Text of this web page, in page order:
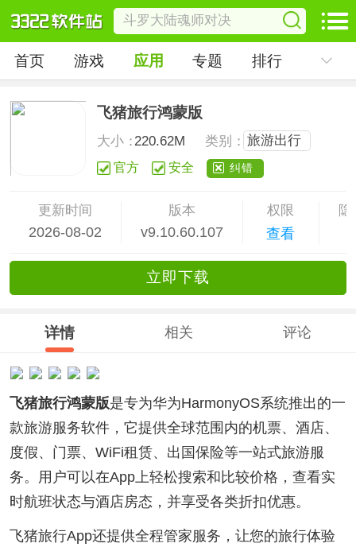
首页 游戏 应用 专题 排行
飞猪旅行鸿蒙版
大小：220.62M 类别： 旅游出行
官方 安全 纠错
更新时间
2026-08-02
版本
v9.10.60.107
权限
查看
立即下载
详情 相关 评论
飞猪旅行鸿蒙版是专为华为HarmonyOS系统推出的一
款旅游服务软件，它提供全球范围内的机票、酒店、
度假、门票、WiFi租赁、出国保险等一站式旅游服
务。用户可以在App上轻松搜索和比较价格，查看实
时航班状态与酒店房态，并享受各类折扣优惠。
飞猪旅行App还提供全程管家服务，让您的旅行体验